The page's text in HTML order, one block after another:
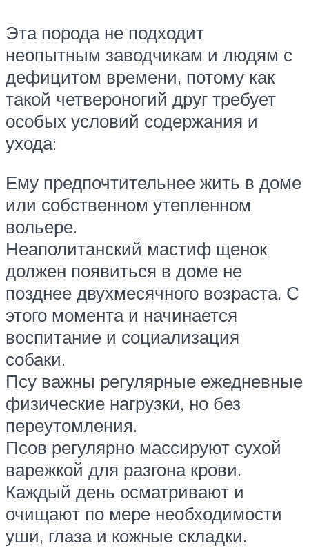
Эта порода не подходит
неопытным заводчикам и людям с
дефицитом времени, потому как
такой четвероногий друг требует
особых условий содержания и
ухода:
Ему предпочтительнее жить в доме
или собственном утепленном
вольере.
Неаполитанский мастиф щенок
должен появиться в доме не
позднее двухмесячного возраста. С
этого момента и начинается
воспитание и социализация
собаки.
Псу важны регулярные ежедневные
физические нагрузки, но без
переутомления.
Псов регулярно массируют сухой
варежкой для разгона крови.
Каждый день осматривают и
очищают по мере необходимости
уши, глаза и кожные складки.